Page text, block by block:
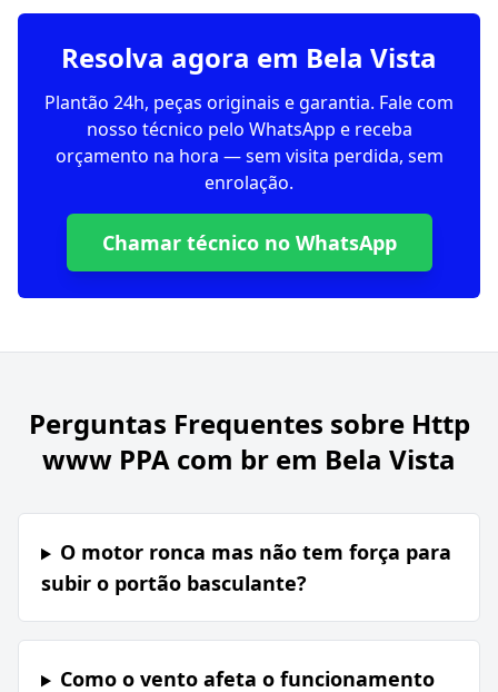
Resolva agora em Bela Vista
Plantão 24h, peças originais e garantia. Fale com
nosso técnico pelo WhatsApp e receba
orçamento na hora — sem visita perdida, sem
enrolação.
Chamar técnico no WhatsApp
Perguntas Frequentes sobre Http
www PPA com br em Bela Vista
O motor ronca mas não tem força para
subir o portão basculante?
Como o vento afeta o funcionamento